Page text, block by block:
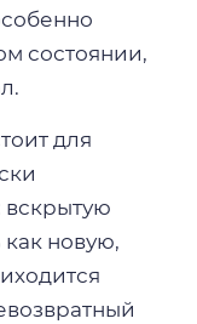
состоянии,
для
вскрытую
новую,